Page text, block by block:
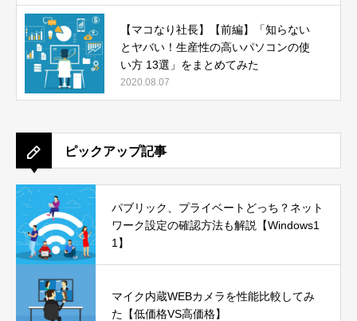
【マコなり社長】【前編】「知らない
とヤバい！生産性の高いパソコンの使
い方 13選」をまとめてみた
2020.08.07
ピックアップ記事
パブリック、プライベートどっち？ネット
ワーク設定の確認方法も解説【Windows1
1】
マイク内蔵WEBカメラを性能比較してみ
た【低価格VS高価格】